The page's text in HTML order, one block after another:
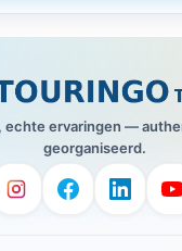
echte ervaringen —
georganiseerd.